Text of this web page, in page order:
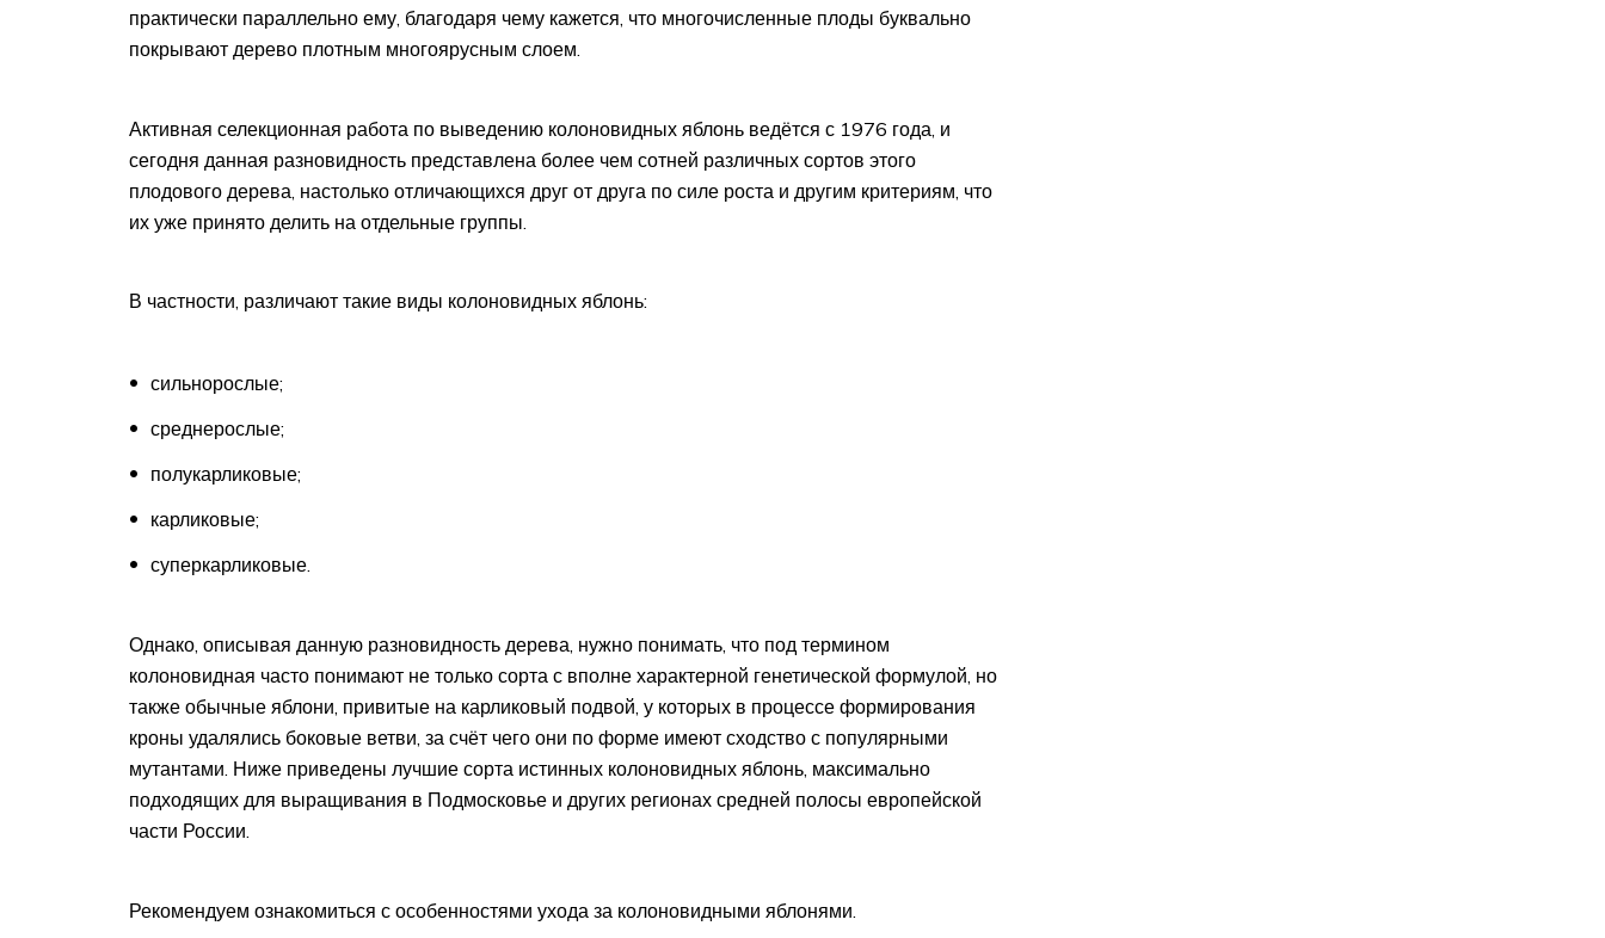
практически параллельно ему, благодаря чему кажется, что многочисленные плоды буквально
покрывают дерево плотным многоярусным слоем.
Активная селекционная работа по выведению колоновидных яблонь ведётся с 1976 года, и
сегодня данная разновидность представлена более чем сотней различных сортов этого
плодового дерева, настолько отличающихся друг от друга по силе роста и другим критериям, что
их уже принято делить на отдельные группы.
В частности, различают такие виды колоновидных яблонь:
сильнорослые;
среднерослые;
полукарликовые;
карликовые;
суперкарликовые.
Однако, описывая данную разновидность дерева, нужно понимать, что под термином
колоновидная часто понимают не только сорта с вполне характерной генетической формулой, но
также обычные яблони, привитые на карликовый подвой, у которых в процессе формирования
кроны удалялись боковые ветви, за счёт чего они по форме имеют сходство с популярными
мутантами. Ниже приведены лучшие сорта истинных колоновидных яблонь, максимально
подходящих для выращивания в Подмосковье и других регионах средней полосы европейской
части России.
Рекомендуем ознакомиться с особенностями ухода за колоновидными яблонями.